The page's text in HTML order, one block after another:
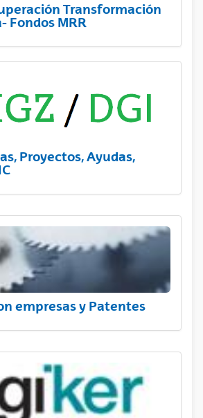
Transformación
Fondos MRR
Proyectos, Ayudas,
empresas y Patentes